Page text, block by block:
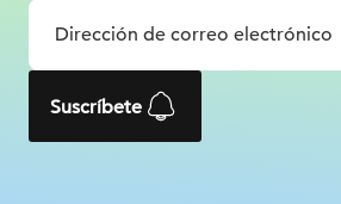
Suscríbete